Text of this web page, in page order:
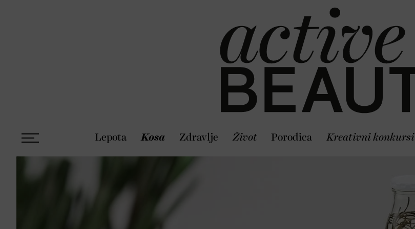
Lepota Kosa Zdravlje Život Porodica Kreativni konkursi